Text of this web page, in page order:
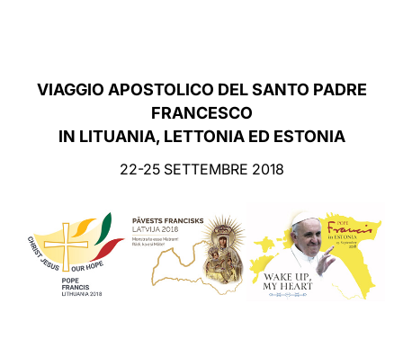
VIAGGIO APOSTOLICO DEL SANTO PADRE
FRANCESCO
IN LITUANIA, LETTONIA ED ESTONIA
22-25 SETTEMBRE 2018